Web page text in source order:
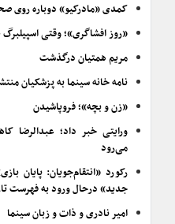
کمدی «مادرکیو» دوباره روی
«روز افشاگری»؛ وقتی
مریم همتیان درگذشت
نامه خانه سینما به پزشکیان
«زن و بچه»؛ فروپاشیدن
ورایتی خبر داد؛ عبدالرضا
می‌رود
رکورد «انتقام‌جویان: پایان
جدید» درحال ورود به فهرست
امیر نادری و ذات و زبان سینما